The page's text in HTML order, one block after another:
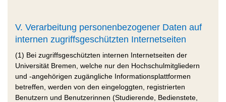
V. Verarbeitung personenbezogener Daten auf
internen zugriffsgeschützten Internetseiten
(1) Bei zugriffsgeschützten internen Internetseiten der
Universität Bremen, welche nur den Hochschulmitgliedern
und -angehörigen zugängliche Informationsplattformen
betreffen, werden von den eingeloggten, registrierten
Benutzern und Benutzerinnen (Studierende, Bedienstete,